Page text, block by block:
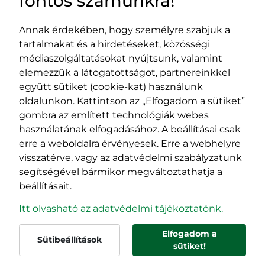
Impresszum
Adatvédelmi szabályzat
EPP program
400029 Kolozsvár,
Fürdő (Card. Iuliu Hossu) utca, 41.
szám
tel/fax:0723 250 321
email:office@rmdsz.ro
400489 Kolozsvár,
Majális utca, 60.
szám
tel/fax:0264 590 758
email:
office@rmdsz.ro
© rmdsz.ro 2026
Annak érdekében, hogy személyre szabjuk a
tartalmakat és a hirdetéseket, közösségi
médiaszolgáltatásokat nyújtsunk, valamint
elemezzük a látogatottságot, partnereinkkel
együtt sütiket (cookie-kat) használunk
oldalunkon. Kattintson az „Elfogadom a sütiket”
gombra az említett technológiák webes
használatának elfogadásához. A beállításai csak
erre a weboldalra érvényesek. Erre a webhelyre
visszatérve, vagy az adatvédelmi szabályzatunk
segítségével bármikor megváltoztathatja a
beállításait.
Itt olvasható az adatvédelmi tájékoztatónk.
Sütibeállítások
Elfogadom a
sütiket!